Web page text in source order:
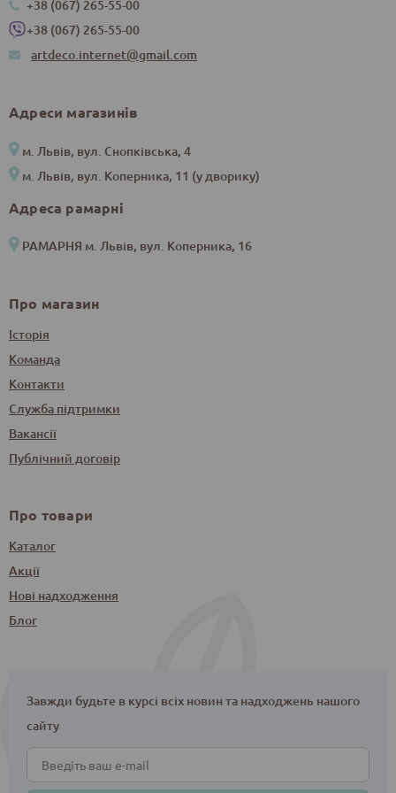
+38 (067) 265-55-00
+38 (067) 265-55-00
artdeco.internet@gmail.com
Адреси магазинів
м. Львів, вул. Снопківська, 4
м. Львів, вул. Коперника, 11 (у дворику)
Адреса рамарні
РАМАРНЯ м. Львів, вул. Коперника, 16
Про магазин
Історія
Команда
Контакти
Служба підтримки
Вакансії
Публічний договір
Про товари
Каталог
Акції
Нові надходження
Блог
Завжди будьте в курсі всіх новин та надходжень нашого
сайту